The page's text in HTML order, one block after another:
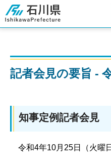
石川県
記者会見の要旨 -
知事定例記者会見
令和4年10月25日（火曜